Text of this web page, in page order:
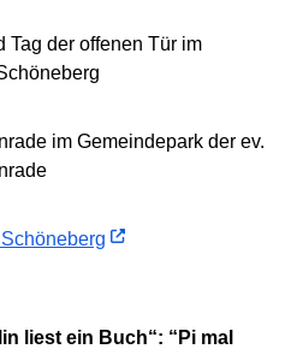
Tag der offenen Tür im
im Gemeindepark der ev.